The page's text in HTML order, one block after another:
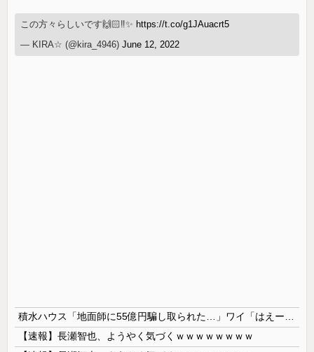
この方々らしいです🙌🏻‼️✨ https://t.co/g1JAuacrt5
— KIRA☆ (@kira_4946)June 12, 2022
積水ハウス「地面師に55億円騙し取られた…」ワイ「はえーかわいそう…会社滅茶苦茶やろなぁ」→
【速報】長瀬智也、ようやく気づくｗｗｗｗｗｗｗｗ